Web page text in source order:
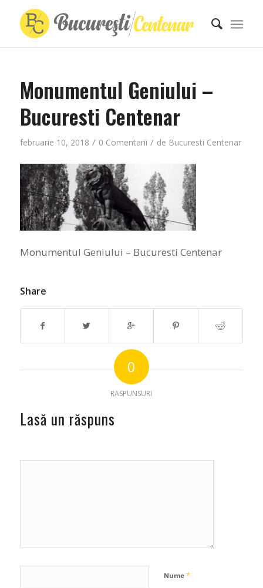
Monumentul Geniului –
Bucuresti Centenar
februarie 10, 2018 / 0 Comentarii / de Bucuresti Centenar
Monumentul Geniului – Bucuresti Centenar
Share
0
RASPUNSURI
Lasă un răspuns
Nume *